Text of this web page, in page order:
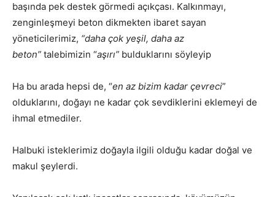
başında pek destek görmedi açıkçası. Kalkınmayı,
zenginleşmeyi beton dikmekten ibaret sayan
yöneticilerimiz, “daha çok yeşil, daha az
beton” talebimizin “aşırı” bulduklarını söyleyip
Ha bu arada hepsi de, “en az bizim kadar çevreci”
olduklarını, doğayı ne kadar çok sevdiklerini eklemeyi de
ihmal etmediler.
Halbuki isteklerimiz doğayla ilgili olduğu kadar doğal ve
makul şeylerdi.